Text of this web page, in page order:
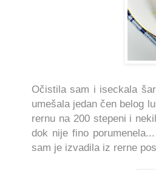
Očistila sam i iseckala
umešala jedan čen belog
rernu na 200 stepeni i
dok nije fino
sam je izvadila iz rerne